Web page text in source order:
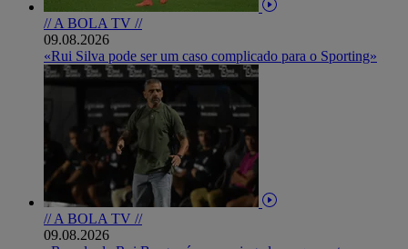
// A BOLA TV //
09.08.2026
«Rui Silva pode ser um caso complicado para o Sporting»
// A BOLA TV //
09.08.2026